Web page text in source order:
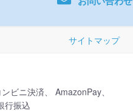
サイトマップ
ビニ決済、 AmazonPay、
行振込